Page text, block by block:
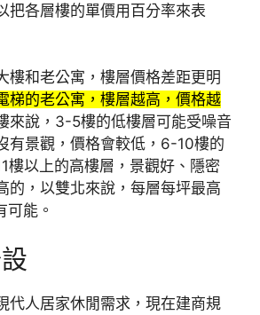
把各層樓的單價用百分率來表
樓和老公寓，樓層價格差距更明
梯的老公寓，樓層越高，價格越
來說，3-5樓的低樓層可能受噪音
有景觀，價格會較低，6-10樓的
樓以上的高樓層，景觀好、隱密
的，以雙北來說，每層每坪最高
能。
代人居家休閒需求，現在建商規